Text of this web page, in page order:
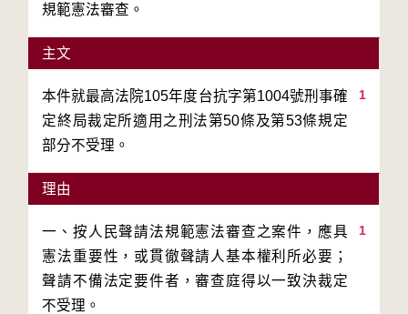
規範憲法審查。
主文
1
本件就最高法院105年度台抗字第1004號刑事確
定終局裁定所適用之刑法第50條及第53條規定
部分不受理。
理由
1
一、按人民聲請法規範憲法審查之案件，應具
憲法重要性，或貫徹聲請人基本權利所必要；
聲請不備法定要件者，審查庭得以一致決裁定